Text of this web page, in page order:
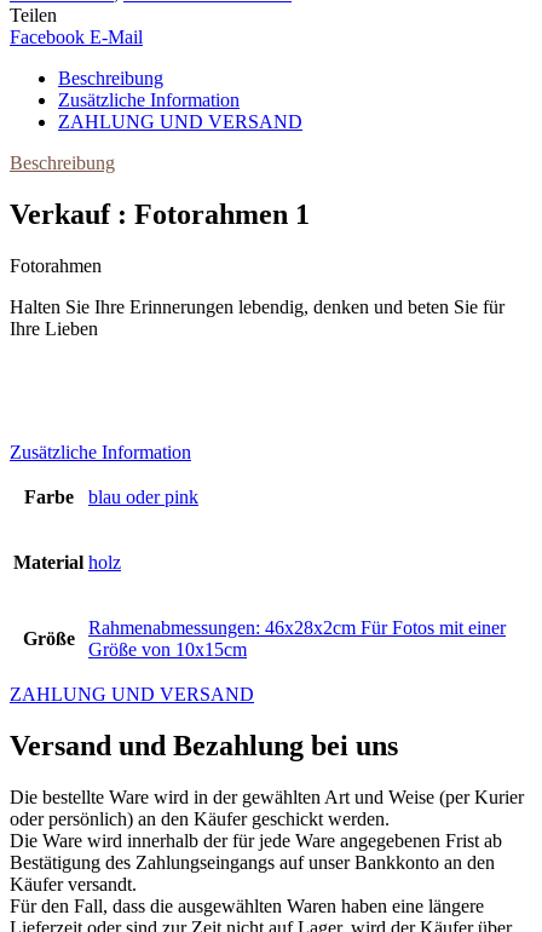
Teilen
Facebook E-Mail
Beschreibung
Zusätzliche Information
ZAHLUNG UND VERSAND
Beschreibung
Verkauf : Fotorahmen 1
Fotorahmen
Halten Sie Ihre Erinnerungen lebendig, denken und beten Sie für
Ihre Lieben
Zusätzliche Information
Farbe blau oder pink
Material holz
Größe
Rahmenabmessungen: 46x28x2cm Für Fotos mit einer
Größe von 10x15cm
ZAHLUNG UND VERSAND
Versand und Bezahlung bei uns
Die bestellte Ware wird in der gewählten Art und Weise (per Kurier
oder persönlich) an den Käufer geschickt werden.
Die Ware wird innerhalb der für jede Ware angegebenen Frist ab
Bestätigung des Zahlungseingangs auf unser Bankkonto an den
Käufer versandt.
Für den Fall, dass die ausgewählten Waren haben eine längere
Lieferzeit oder sind zur Zeit nicht auf Lager, wird der Käufer über